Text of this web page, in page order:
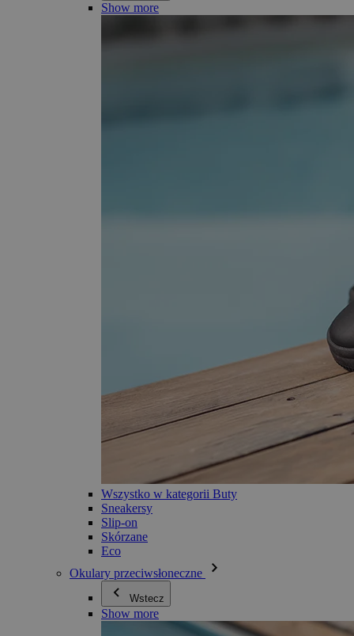
Show more
Wszystko w kategorii Buty
Sneakersy
Slip-on
Skórzane
Eco
Okulary przeciwsłoneczne
Wstecz
Show more